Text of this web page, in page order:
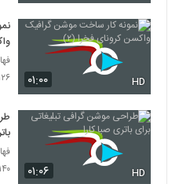
۰۱:۰۰ HD
۱۲۶
۰۱:۰۶ HD
۱۴۰ بازدید